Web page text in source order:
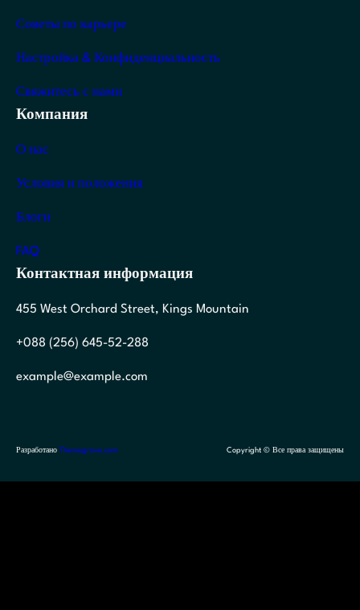
Советы по карьере
Настройка & Конфиденциальность
Свяжитесь с нами
Компания
О нас
Условия и положения
Блоги
FAQ
Контактная информация
455 West Orchard Street, Kings Mountain
+088 (256) 645-52-288
example@example.com
Разработано Themegrove.com Copyright © Все права защищены